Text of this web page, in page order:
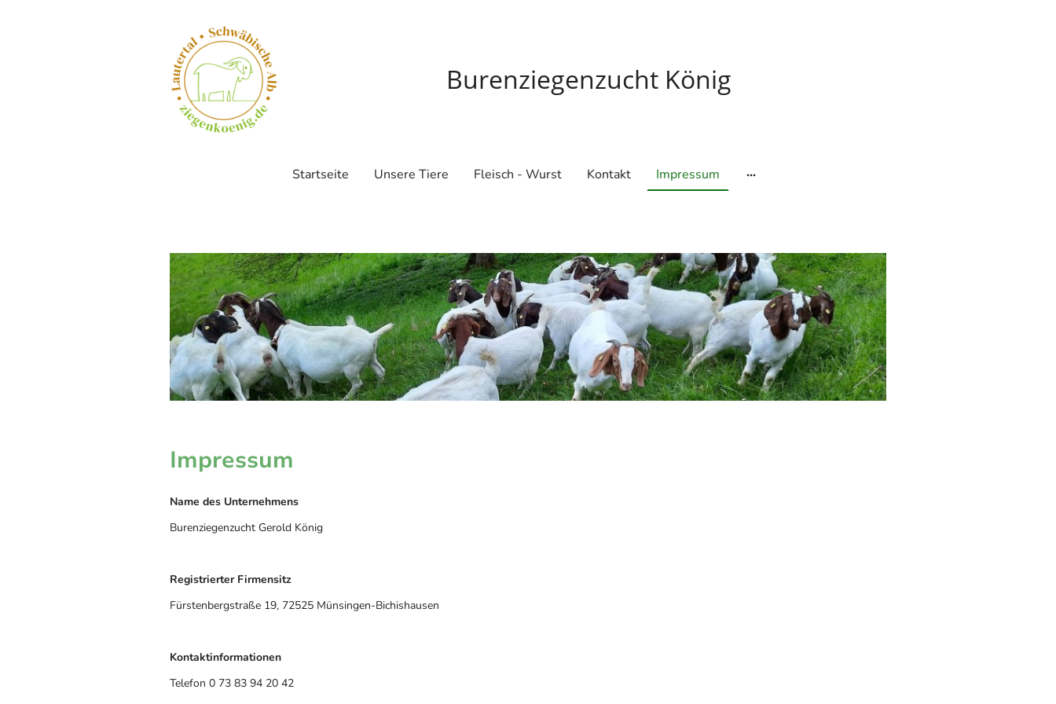
Burenziegenzucht König
Startseite Unsere Tiere Fleisch - Wurst Kontakt Impressum
Impressum
Name des Unternehmens
Burenziegenzucht Gerold König
Registrierter Firmensitz
Fürstenbergstraße 19, 72525 Münsingen-Bichishausen
Kontaktinformationen
Telefon 0 73 83 94 20 42